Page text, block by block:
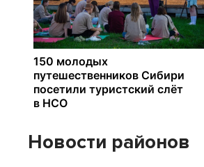
Новости районов